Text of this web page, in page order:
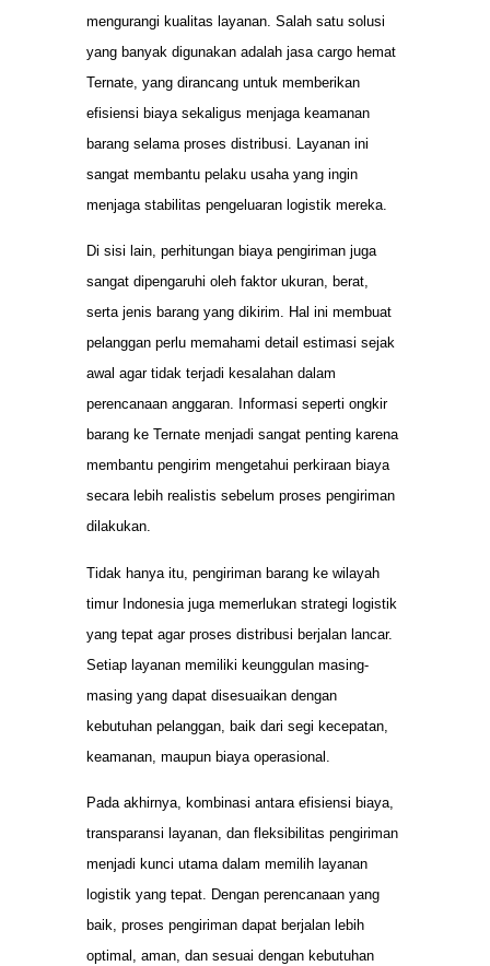
mengurangi kualitas layanan. Salah satu solusi
yang banyak digunakan adalah jasa cargo hemat
Ternate, yang dirancang untuk memberikan
efisiensi biaya sekaligus menjaga keamanan
barang selama proses distribusi. Layanan ini
sangat membantu pelaku usaha yang ingin
menjaga stabilitas pengeluaran logistik mereka.
Di sisi lain, perhitungan biaya pengiriman juga
sangat dipengaruhi oleh faktor ukuran, berat,
serta jenis barang yang dikirim. Hal ini membuat
pelanggan perlu memahami detail estimasi sejak
awal agar tidak terjadi kesalahan dalam
perencanaan anggaran. Informasi seperti ongkir
barang ke Ternate menjadi sangat penting karena
membantu pengirim mengetahui perkiraan biaya
secara lebih realistis sebelum proses pengiriman
dilakukan.
Tidak hanya itu, pengiriman barang ke wilayah
timur Indonesia juga memerlukan strategi logistik
yang tepat agar proses distribusi berjalan lancar.
Setiap layanan memiliki keunggulan masing-
masing yang dapat disesuaikan dengan
kebutuhan pelanggan, baik dari segi kecepatan,
keamanan, maupun biaya operasional.
Pada akhirnya, kombinasi antara efisiensi biaya,
transparansi layanan, dan fleksibilitas pengiriman
menjadi kunci utama dalam memilih layanan
logistik yang tepat. Dengan perencanaan yang
baik, proses pengiriman dapat berjalan lebih
optimal, aman, dan sesuai dengan kebutuhan